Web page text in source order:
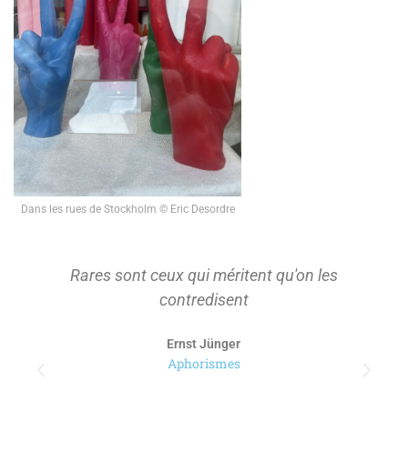
Dans les rues de Stockholm © Eric Desordre
Rares sont ceux qui méritent qu'on les
contredisent
Ernst Jünger
Aphorismes